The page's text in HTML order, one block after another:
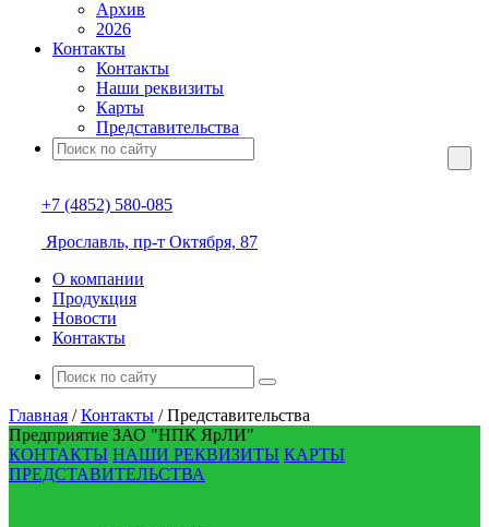
Архив
2026
Контакты
Контакты
Наши реквизиты
Карты
Представительства
+7 (4852) 580-085
Ярославль, пр-т Октября, 87
О компании
Продукция
Новости
Контакты
Главная /Контакты /Представительства
Предприятие ЗАО "НПК ЯрЛИ"
КОНТАКТЫ НАШИ РЕКВИЗИТЫ КАРТЫ
ПРЕДСТАВИТЕЛЬСТВА